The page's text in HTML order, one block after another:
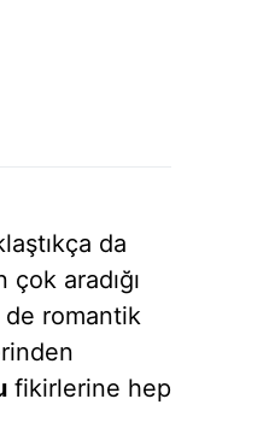
da
aradığı
romantik
fikirlerine hep